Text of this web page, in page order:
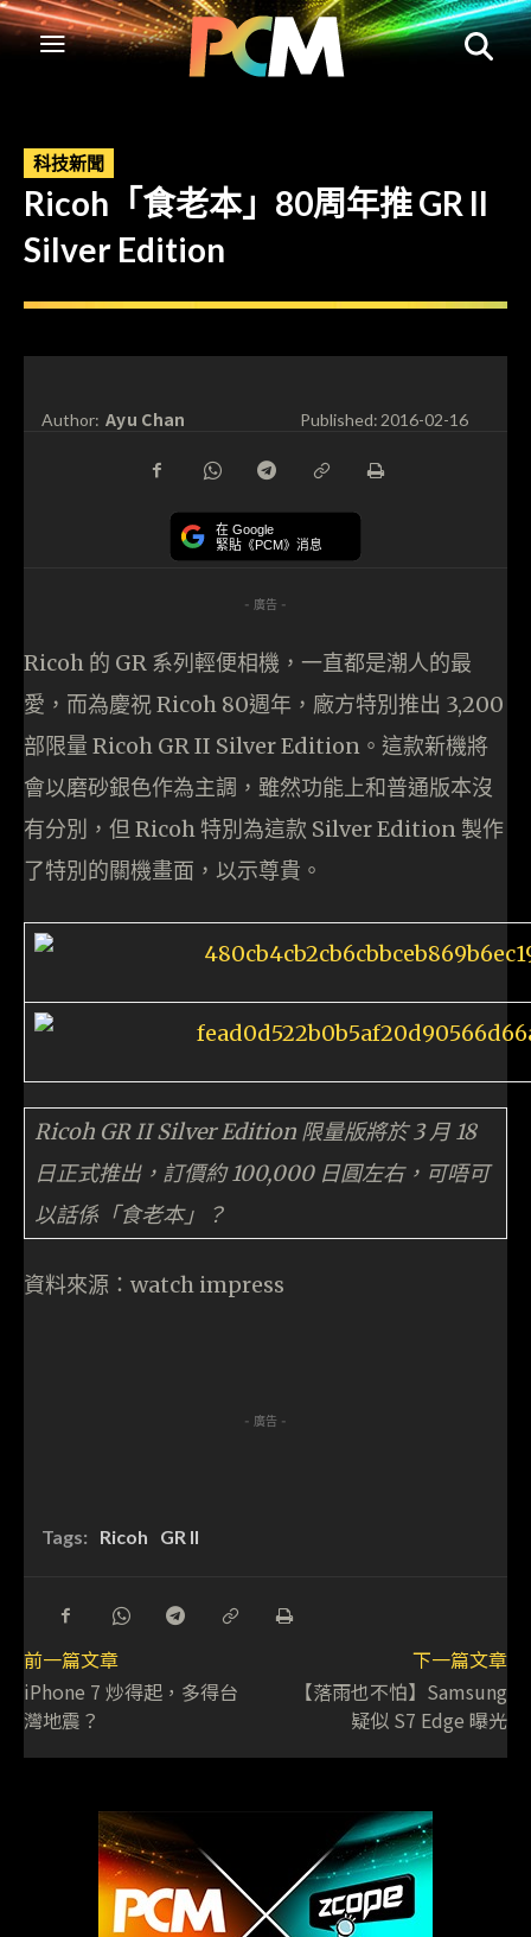
科技新聞
Ricoh「食老本」80周年推 GR II
Silver Edition
Author: Ayu Chan Published:2016-02-16
在 Google
緊貼《PCM》消息
- 廣告 -
Ricoh 的 GR 系列輕便相機，一直都是潮人的最
愛，而為慶祝 Ricoh 80週年，廠方特別推出 3,200
部限量 Ricoh GR II Silver Edition。這款新機將
會以磨砂銀色作為主調，雖然功能上和普通版本沒
有分別，但 Ricoh 特別為這款 Silver Edition 製作
了特別的關機畫面，以示尊貴。
Ricoh GR II Silver Edition 限量版將於 3 月 18
日正式推出，訂價約 100,000 日圓左右，可唔可
以話係「食老本」？
資料來源：watch impress
- 廣告 -
Tags: Ricoh GR II
前一篇文章
iPhone 7 炒得起，多得台
灣地震？
下一篇文章
【落雨也不怕】Samsung
疑似 S7 Edge 曝光